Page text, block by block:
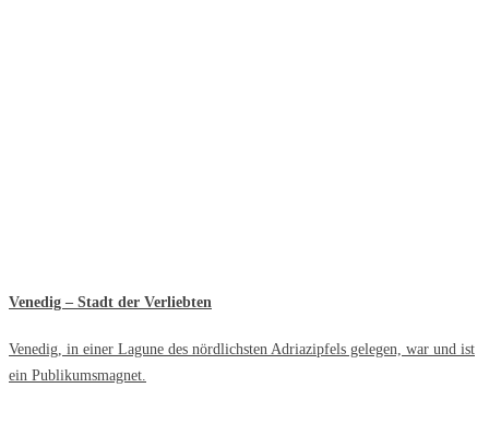
Venedig – Stadt der Verliebten
Venedig, in einer Lagune des nördlichsten Adriazipfels gelegen, war und ist
ein Publikumsmagnet.